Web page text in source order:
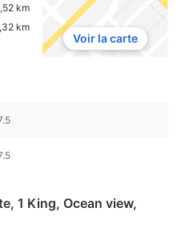
km
km
Voir la carte
1 King, Ocean view,